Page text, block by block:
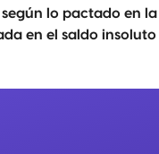
lo pactado en
en el saldo